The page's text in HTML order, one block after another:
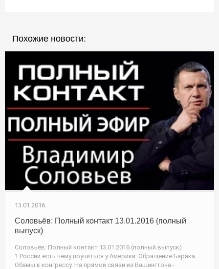
Похожие новости:
13.01.2016
Соловьёв: Полный контакт 13.01.2016 (полный
выпуск)
Соловьёв: Полный контакт 13.01.2016 (полный выпуск)
1.России есть чему поучиться у Америки. Обращение Барака
Обамы к конгрессу. На прямой связи из Вашингтона -